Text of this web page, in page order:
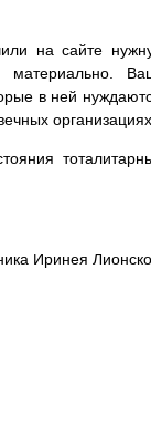
на сайте
в ней
организациях.
Иринея